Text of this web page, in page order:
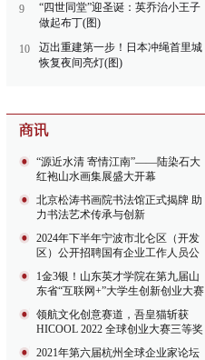
9
“四世同堂”迎圣诞：英乔治小王子
做起布丁(图)
10
迈出重建第一步！日本冲绳首里城
恢复夜间亮灯(图)
“源近水清 寄情江南”——陆染石大
红袍山水画集展盛大开幕
北京松涛书画院书法馆正式揭牌 助
力书法艺术传承与创新
2024年下半年宁波市北仑区（开发
区）公开招聘国有企业工作人员公
1金3银！山东英才学院在第九届山
东省“互联网+”大学生创新创业大赛
领航文化创意赛道，吾皇猫斩获
HICOOL 2022 全球创业大赛三等奖
2021年第六届杭州全球企业家论坛